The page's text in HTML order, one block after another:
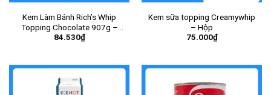
Kem Làm Bánh Rich’s Whip
Topping Chocolate 907g –
Hộp
84.530₫
Kem sữa topping Creamywhip
– Hộp
75.000₫